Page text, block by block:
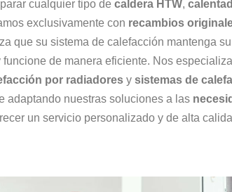
cualquier tipo de caldera HTW,
exclusivamente con recambios
que su sistema de calefacción mantenga
funcione de manera eficiente. Nos
por radiadores y sistemas de
adaptando nuestras soluciones a las
un servicio personalizado y de alta